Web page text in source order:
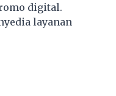
digital.
layanan